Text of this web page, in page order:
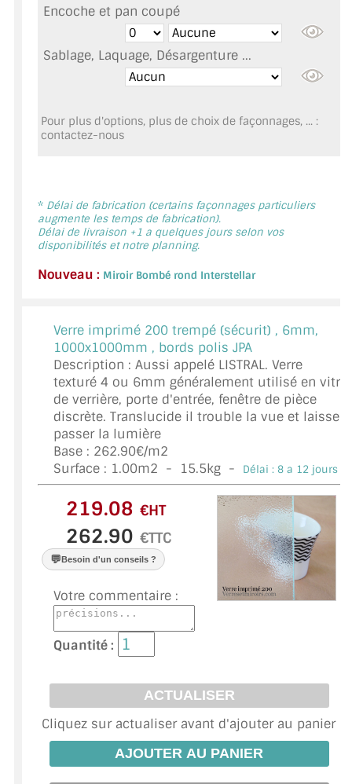
LOTS DE MIROIRS EN MOZAÏQUE
MIROIR POUR PORTE
MIROIR PAROI DE DOUCHE
MIROIR ENCADRÉ
VERRE EXTRACLAIR
VERRE TREMPÉ (SÉCURIT)
PAROI DE DOUCHE
VERRE FEUILLETÉ
VERRE ANTI-REFLET
VERRE LAQUÉ/CRÉDENCE
VERRE FEUILLETÉ/TREMPÉ
PORTE EN VERRE
GARDE CORPS EN VERRE
PLEXIGLAS PMMA
Encoche et pan coupé
Sablage, Laquage, Désargenture ...
Pour plus d'options, plus de choix de façonnages, ... :
contactez-nous
* Délai de fabrication (certains façonnages particuliers
augmente les temps de fabrication).
Délai de livraison +1 a quelques jours selon vos
disponibilités et notre planning.
Nouveau : Miroir Bombé rond Interstellar
Verre imprimé 200 trempé (sécurit) , 6mm,
1000x1000mm , bords polis JPA
Description : Aussi appelé LISTRAL. Verre
texturé 4 ou 6mm généralement utilisé en vitre
de verrière, porte d'entrée, fenêtre de pièce
discrète. Translucide il trouble la vue et laisse
passer la lumière
Base : 262.90€/m2
Surface : 1.00m2 - 15.5kg - Délai : 8 a 12 jours *
€HT
€TTC
💬Besoin d'un conseils ?
Votre commentaire :
Quantité :
Cliquez sur actualiser avant d'ajouter au panier